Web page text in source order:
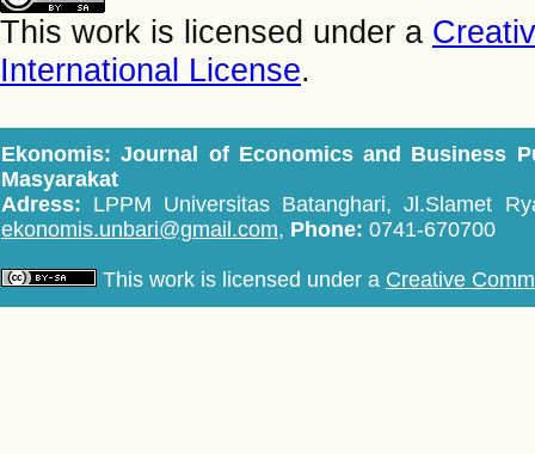
This work is licensed under a
International License.
Ekonomis: Journal of Economics and Business
Masyarakat
Adress: LPPM Universitas Batanghari, Jl.Slamet
ekonomis.unbari@gmail.com, Phone: 0741-670700
This work is licensed under a Creative